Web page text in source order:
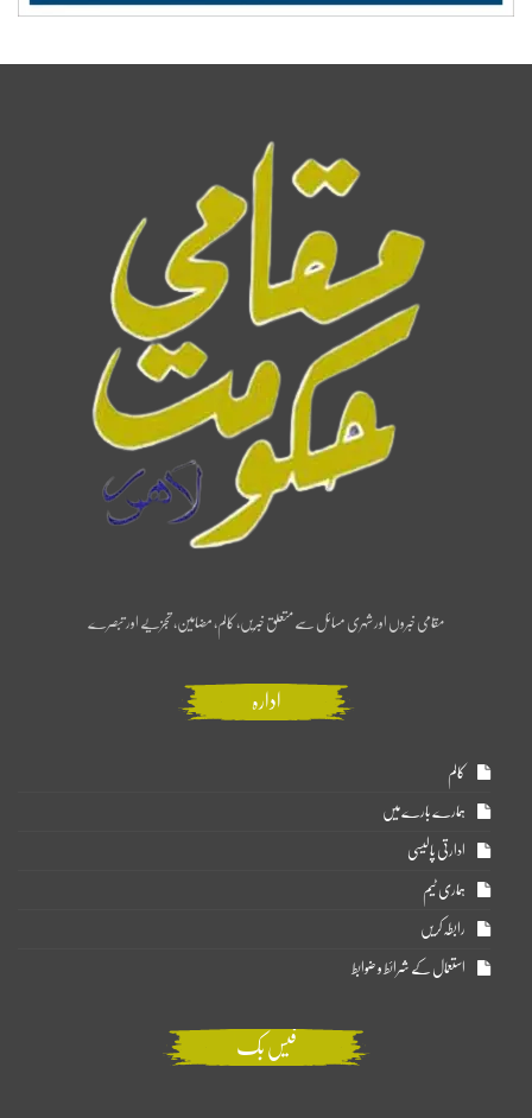
مقامی خبروں اور شہری مسائل سے متعلق خبریں، کالم، مضامین، تجزیے اور تبصرے
ادارہ
کالم
ہمارے بارے میں
ادارتی پالیسی
ہماری ٹیم
رابطہ کریں
استعمال کے شرائط و ضوابط
فیس بک